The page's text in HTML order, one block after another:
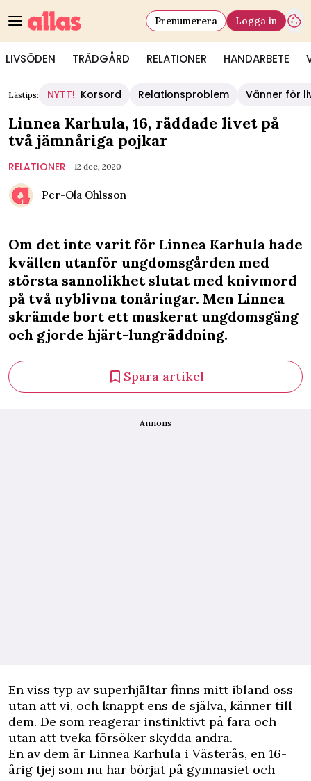
LIVSÖDEN TRÄDGÅRD RELATIONER HANDARBETE
Prenumerera Logga in
Lästips: NYTT! Korsord Relationsproblem Vänner för
Linnea Karhula, 16, räddade livet på
två jämnåriga pojkar
RELATIONER 12 dec, 2020
Per-Ola Ohlsson
Om det inte varit för Linnea Karhula hade
kvällen utanför ungdomsgården med
största sannolikhet slutat med knivmord
på två nyblivna tonåringar. Men Linnea
skrämde bort ett maskerat ungdomsgäng
och gjorde hjärt-lungräddning.
Spara artikel
Annons
En viss typ av superhjältar finns mitt ibland oss
utan att vi, och knappt ens de själva, känner till
dem. De som reagerar instinktivt på fara och
utan att tveka försöker skydda andra.
En av dem är Linnea Karhula i Västerås, en 16-
årig tjej som nu har börjat på gymnasiet och